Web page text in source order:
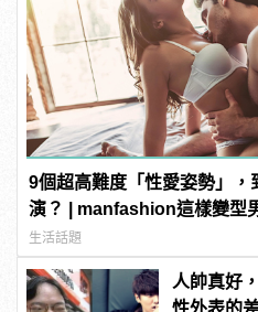
9個超高難度「性愛姿勢」，
演？ | manfashion這樣變型
生活話題
人帥真好
性外表的